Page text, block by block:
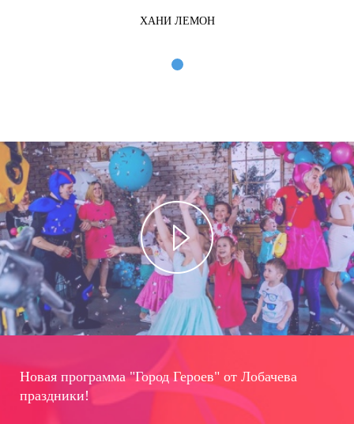
ХАНИ ЛЕМОН
Новая программа "Город Героев" от Лобачева
праздники!